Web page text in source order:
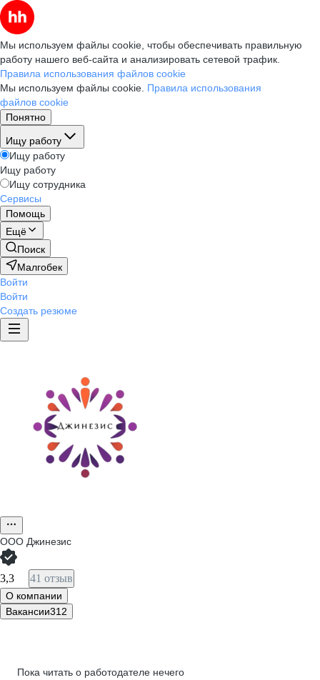
Мы используем файлы cookie, чтобы обеспечивать правильную
работу нашего веб-сайта и анализировать сетевой трафик.
Правила использования файлов cookie
Мы используем файлы cookie. Правила использования
файлов cookie
Понятно
Ищу работу
Ищу работу
Ищу работу
Ищу сотрудника
Сервисы
Помощь
Ещё
Поиск
Малгобек
Войти
Войти
Создать резюме
ООО Джинезис
3,3 41 отзыв
О компании
Вакансии312
Пока читать о работодателе нечего